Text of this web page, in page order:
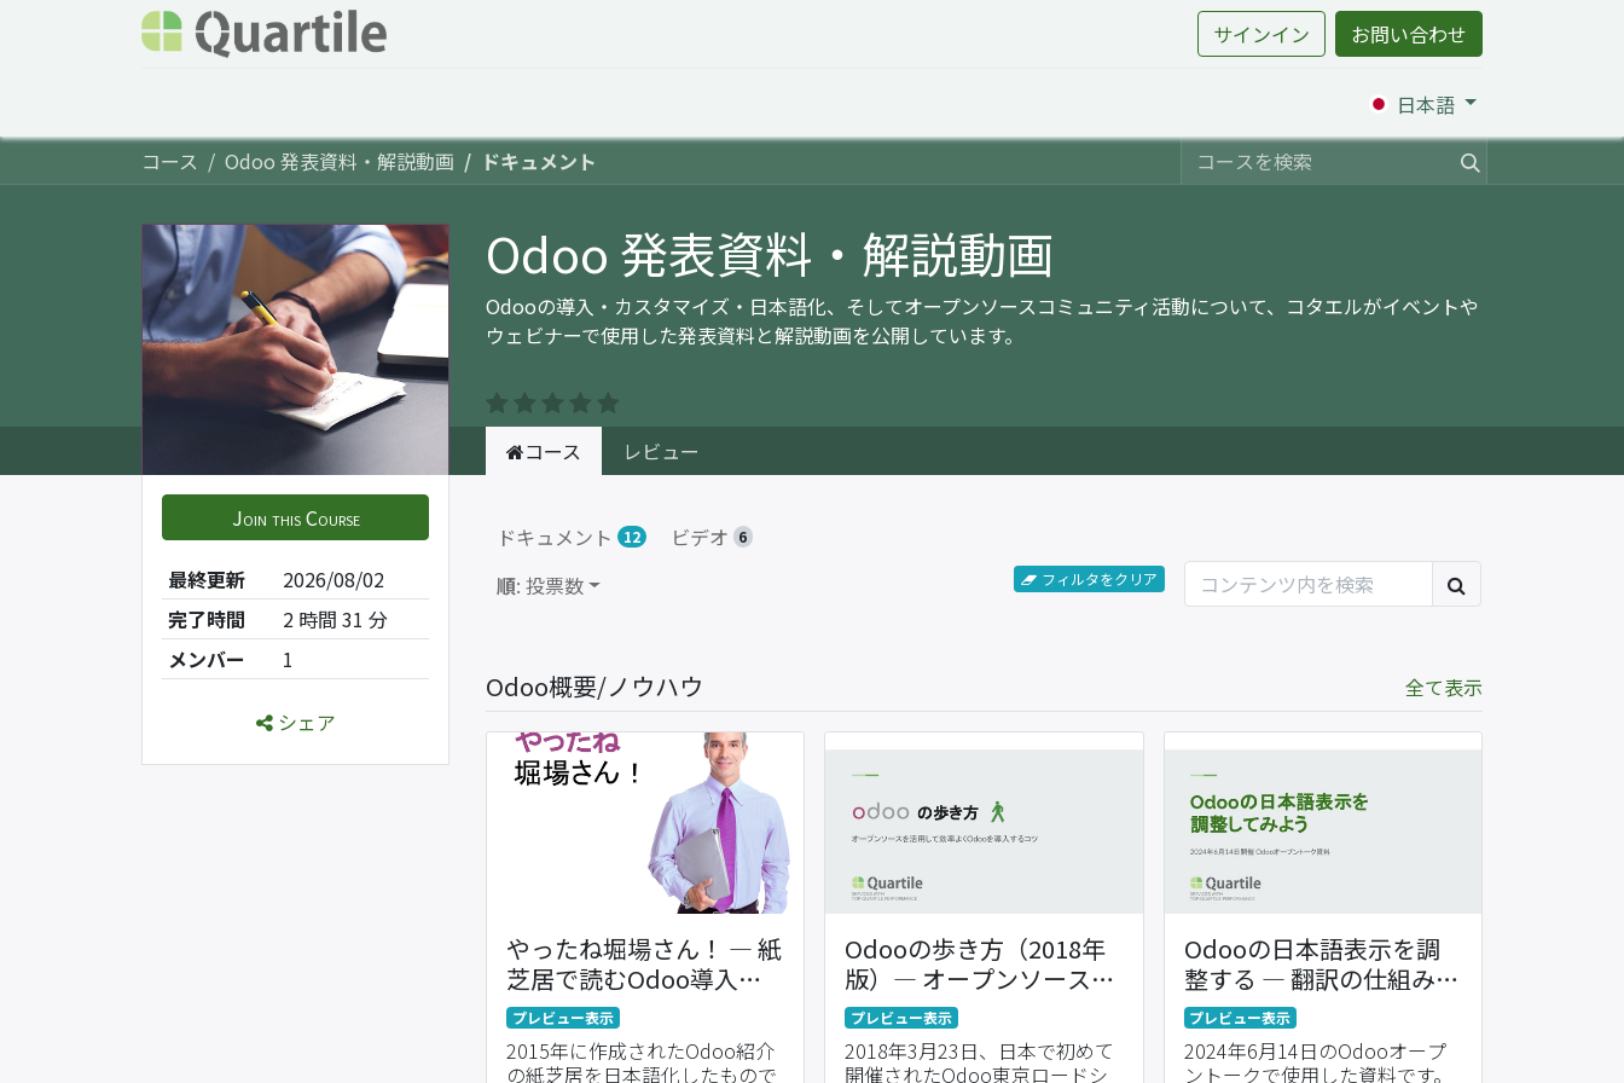
サインイン お問い合わせ
日本語
コース
Odoo 発表資料・解説動画 ドキュメント
Odoo 発表資料・解説動画
Odooの導入・カスタマイズ・日本語化、そしてオープンソースコミュニティ活動について、コタエルがイベントや
ウェビナーで使用した発表資料と解説動画を公開しています。
Join this Course
最終更新
2026/08/02
完了時間
2 時間 31 分
メンバー
1
シェア
コース レビュー
ドキュメント 12 ビデオ 6
順: 投票数 フィルタをクリア
Odoo概要/ノウハウ 全て表示
やったね堀場さん！ ― 紙
芝居で読むOdoo導入ス
トーリー
プレビュー表示
2015年に作成されたOdoo紹介
の紙芝居を日本語化したもので
Odooの歩き方（2018年
版）― オープンソースを
活用して効率よく導入す
るコツ
プレビュー表示
2018年3月23日、日本で初めて
開催されたOdoo東京ロードシ
Odooの日本語表示を調
整する ― 翻訳の仕組みと
調整方法
プレビュー表示
2024年6月14日のOdooオープ
ントークで使用した資料です。